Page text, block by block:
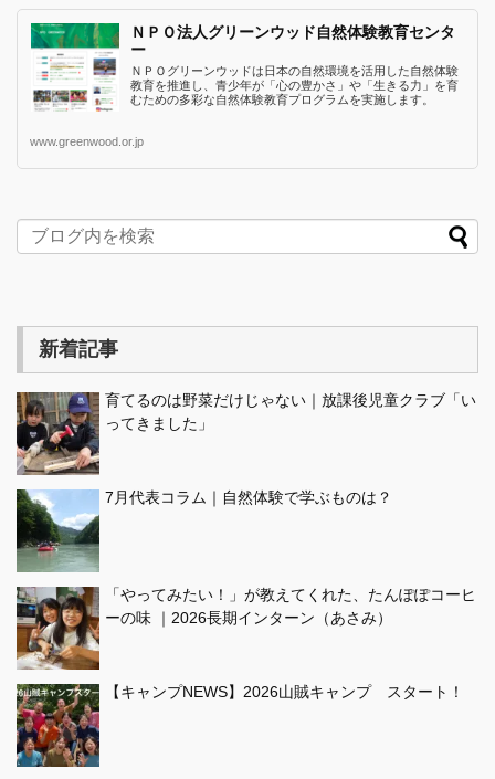
ＮＰＯ法人グリーンウッド自然体験教育センタ
ー
ＮＰＯグリーンウッドは日本の自然環境を活用した自然体験
教育を推進し、青少年が「心の豊かさ」や「生きる力」を育
むための多彩な自然体験教育プログラムを実施します。
www.greenwood.or.jp
新着記事
育てるのは野菜だけじゃない｜放課後児童クラブ「い
ってきました」
7月代表コラム｜自然体験で学ぶものは？
「やってみたい！」が教えてくれた、たんぽぽコーヒ
ーの味 ｜2026長期インターン（あさみ）
【キャンプNEWS】2026山賊キャンプ スタート！